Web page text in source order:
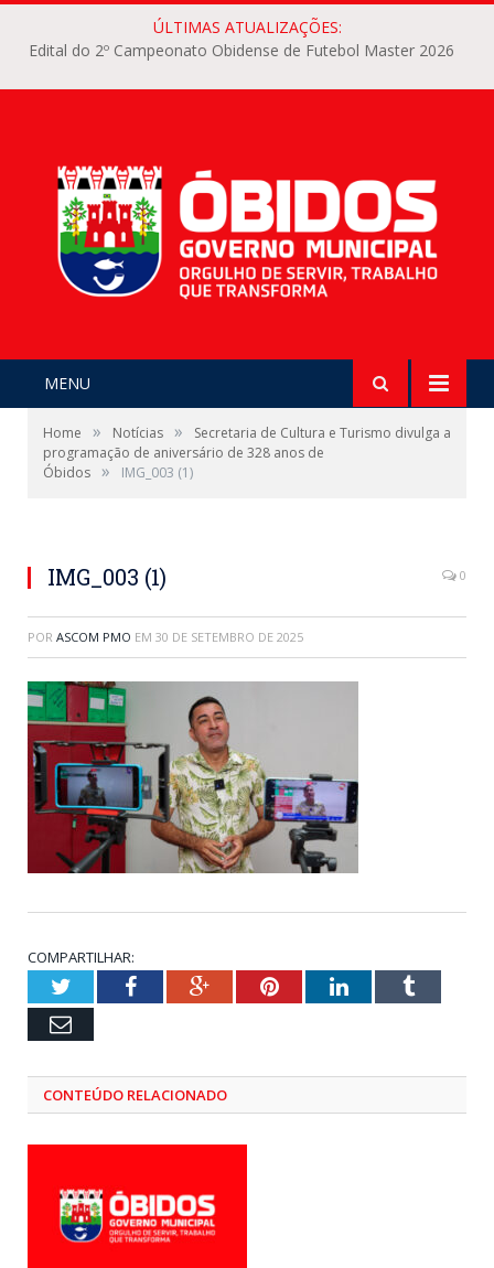
ÚLTIMAS ATUALIZAÇÕES:
Edital do 2º Campeonato Obidense de Futebol Master 2026
MENU
Home » Notícias »
Secretaria de Cultura e Turismo divulga a
programação de aniversário de 328 anos de
Óbidos » IMG_003 (1)
IMG_003 (1) 0
POR ASCOM PMO EM 30 DE SETEMBRO DE 2025
COMPARTILHAR:
TwitterFacebookGoogle+PinterestLinkedInTumblr
Email
CONTEÚDO RELACIONADO